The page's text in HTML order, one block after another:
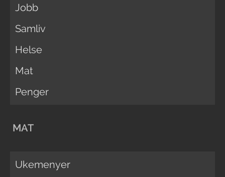
Jobb
Samliv
Helse
Mat
Penger
MAT
Ukemenyer